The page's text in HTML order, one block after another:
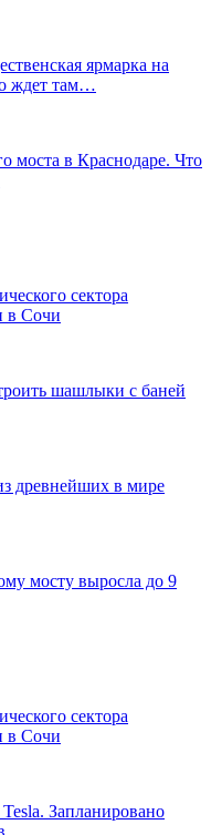
ярмарка на
ждет там…
моста в Краснодаре. Что
сектора
в Сочи
шашлыки с баней
древнейших в мире
мосту выросла до 9
сектора
в Сочи
Запланировано